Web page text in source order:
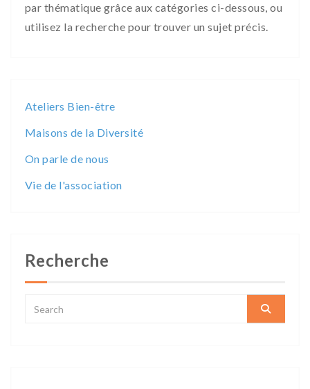
par thématique grâce aux catégories ci-dessous, ou
utilisez la recherche pour trouver un sujet précis.
Ateliers Bien-être
Maisons de la Diversité
On parle de nous
Vie de l'association
Recherche